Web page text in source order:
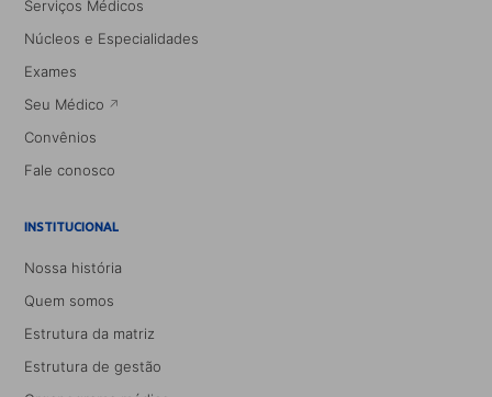
Serviços Médicos
Núcleos e Especialidades
Exames
Seu Médico
Convênios
Fale conosco
INSTITUCIONAL
Nossa história
Quem somos
Estrutura da matriz
Estrutura de gestão